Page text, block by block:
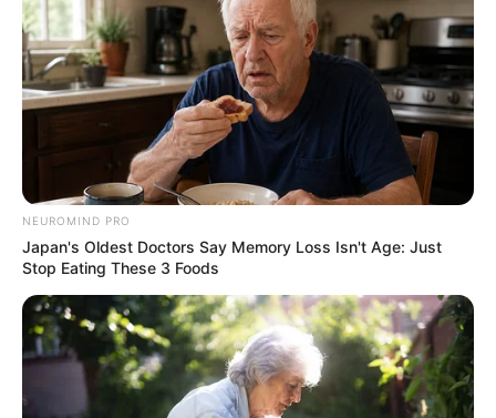
NEUROMIND PRO
Japan's Oldest Doctors Say Memory Loss Isn't Age: Just
Stop Eating These 3 Foods